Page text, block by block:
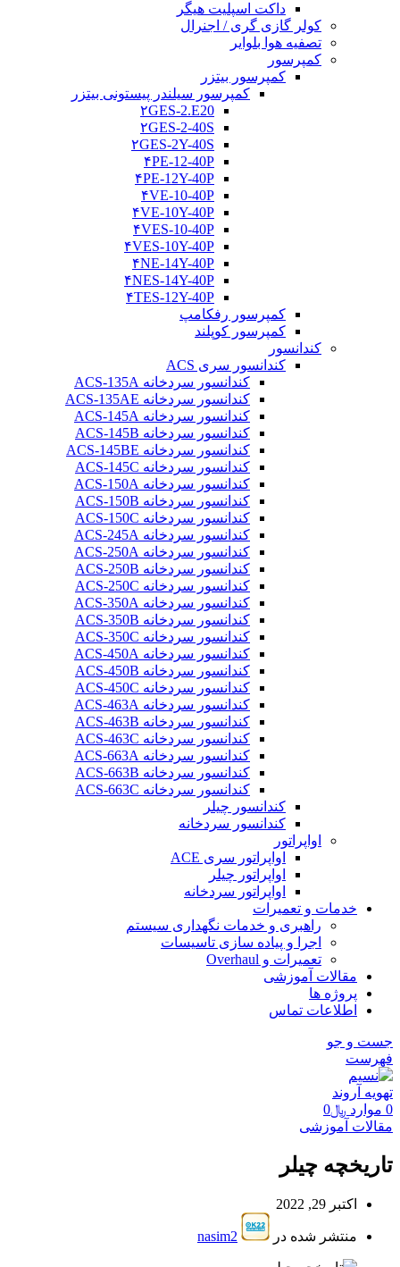
داکت اسپلیت هیگر
کولر گازی گری / اجنرال
تصفیه هوا بلوایر
کمپرسور
کمپرسور بیتزر
کمپرسور سیلندر پیستونی بیتزر
۲GES-2.E20
۲GES-2-40S
۲GES-2Y-40S
۴PE-12-40P
۴PE-12Y-40P
۴VE-10-40P
۴VE-10Y-40P
۴VES-10-40P
۴VES-10Y-40P
۴NE-14Y-40P
۴NES-14Y-40P
۴TES-12Y-40P
کمپرسور رفکامپ
کمپرسور کوپلند
کندانسور
کندانسور سری ACS
کندانسور سردخانه ACS-135A
کندانسور سردخانه ACS-135AE
کندانسور سردخانه ACS-145A
کندانسور سردخانه ACS-145B
کندانسور سردخانه ACS-145BE
کندانسور سردخانه ACS-145C
کندانسور سردخانه ACS-150A
کندانسور سردخانه ACS-150B
کندانسور سردخانه ACS-150C
کندانسور سردخانه ACS-245A
کندانسور سردخانه ACS-250A
کندانسور سردخانه ACS-250B
کندانسور سردخانه ACS-250C
کندانسور سردخانه ACS-350A
کندانسور سردخانه ACS-350B
کندانسور سردخانه ACS-350C
کندانسور سردخانه ACS-450A
کندانسور سردخانه ACS-450B
کندانسور سردخانه ACS-450C
کندانسور سردخانه ACS-463A
کندانسور سردخانه ACS-463B
کندانسور سردخانه ACS-463C
کندانسور سردخانه ACS-663A
کندانسور سردخانه ACS-663B
کندانسور سردخانه ACS-663C
کندانسور چیلر
کندانسور سردخانه
اواپراتور
اواپراتور سری ACE
اواپراتور چیلر
اواپراتور سردخانه
خدمات و تعمیرات
راهبری و خدمات نگهداری سیستم
اجرا و پیاده سازی تاسیسات
تعمیرات و Overhaul
مقالات آموزشی
پروژه ها
اطلاعات تماس
جست و جو
فهرست
0 موارد ﷼0
مقالات آموزشی
تاریخچه چیلر
اکتبر 29, 2022
منتشر شده در nasim2